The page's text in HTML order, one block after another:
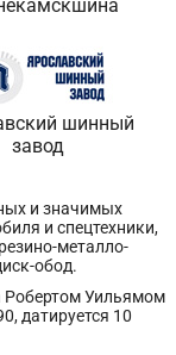
шинный
завод
и значимых
и спецтехники,
металло-
обод.
Робертом Уильямом
датируется 10